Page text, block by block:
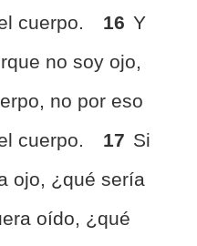
cuerpo.
16 Y
no soy ojo,
no por eso
cuerpo.
17 Si
ojo, ¿qué sería
oído, ¿qué